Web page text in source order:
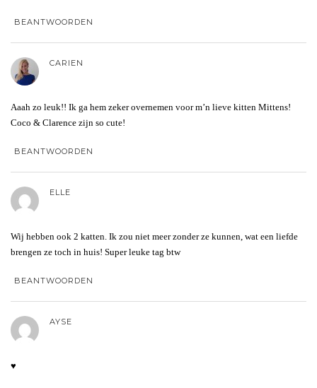
BEANTWOORDEN
CARIEN
Aaah zo leuk!! Ik ga hem zeker overnemen voor m’n lieve kitten Mittens!
Coco & Clarence zijn so cute!
BEANTWOORDEN
ELLE
Wij hebben ook 2 katten. Ik zou niet meer zonder ze kunnen, wat een liefde
brengen ze toch in huis! Super leuke tag btw
BEANTWOORDEN
AYSE
♥